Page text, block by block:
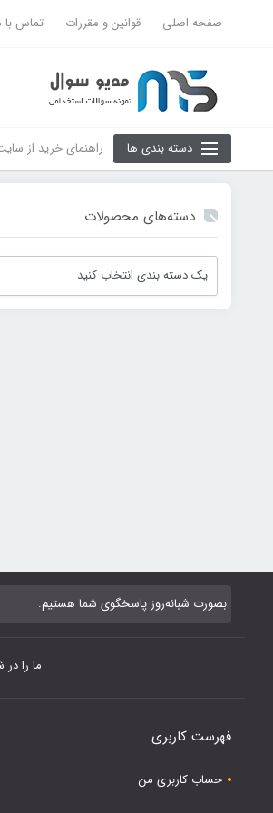
صفحه اصلی قوانین و مقررات تماس با
دسته بندی ها راهنمای خرید از
دسته‌های محصولات
بصورت شبانه‌روز پاسخگوی شما هستیم.
ما را
فهرست کاربری
حساب کاربری من